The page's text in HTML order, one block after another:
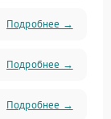
Подробнее →
Подробнее →
Подробнее →